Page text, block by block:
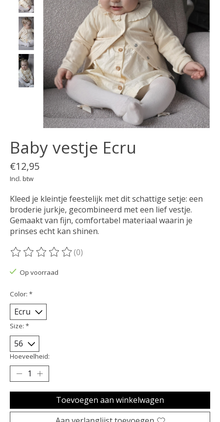
Baby vestje Ecru
€12,95
Incl. btw
Kleed je kleintje feestelijk met dit schattige setje: een
broderie jurkje, gecombineerd met een lief vestje.
Gemaakt van fijn, comfortabel materiaal waarin je
prinses echt kan shinen.
De beoordeling van dit product is
(0)
Op voorraad
Color: *
Size: *
Hoeveelheid:
Toevoegen aan winkelwagen